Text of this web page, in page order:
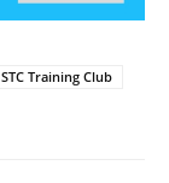
STC Training Club